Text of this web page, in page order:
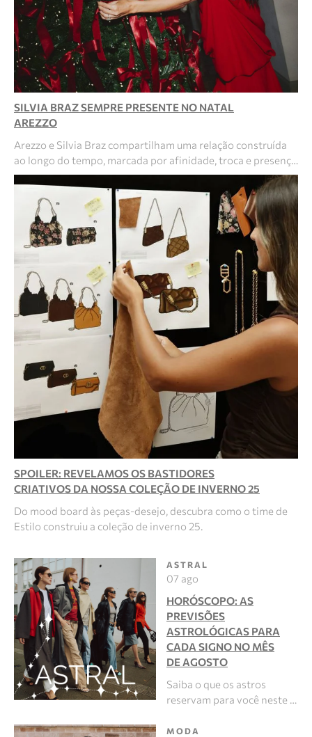
SILVIA BRAZ SEMPRE PRESENTE NO NATAL
AREZZO
Arezzo e Silvia Braz compartilham uma relação construída
ao longo do tempo, marcada por afinidade, troca e presenç…
SPOILER: REVELAMOS OS BASTIDORES
CRIATIVOS DA NOSSA COLEÇÃO DE INVERNO 25
Do mood board às peças-desejo, descubra como o time de
Estilo construiu a coleção de inverno 25.
ASTRAL
07 ago
HORÓSCOPO: AS
PREVISÕES
ASTROLÓGICAS PARA
CADA SIGNO NO MÊS
DE AGOSTO
Saiba o que os astros
reservam para você neste …
MODA